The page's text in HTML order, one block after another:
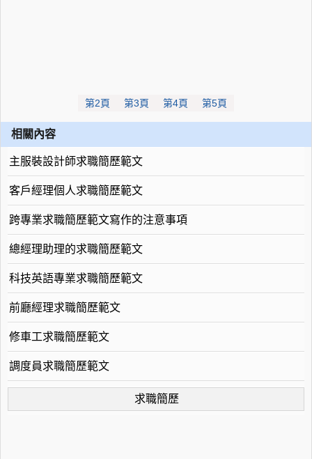
第2頁 第3頁 第4頁 第5頁
相關內容
主服裝設計師求職簡歷範文
客戶經理個人求職簡歷範文
跨專業求職簡歷範文寫作的注意事項
總經理助理的求職簡歷範文
科技英語專業求職簡歷範文
前廳經理求職簡歷範文
修車工求職簡歷範文
調度員求職簡歷範文
求職簡歷